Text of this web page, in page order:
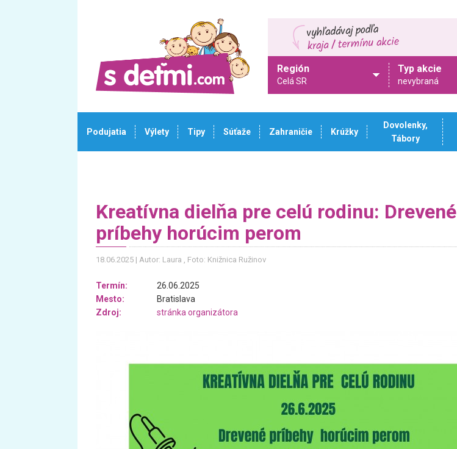
Región
Celá SR
Typ akcie
nevybraná
Podujatia Výlety Tipy Súťaže Zahraničie Krúžky
Dovolenky,
Tábory
Kreatívna dielňa pre celú rodinu: Drevené
príbehy horúcim perom
18.06.2025 Autor: Laura , Foto: Knižnica Ružinov
Termín:
26.06.2025
Mesto:
Bratislava
Zdroj:
stránka organizátora